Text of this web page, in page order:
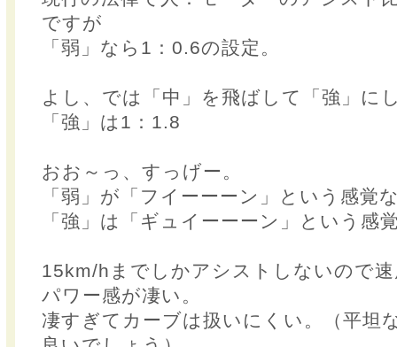
ですが
「弱」なら1：0.6の設定。
よし、では「中」を飛ばして「強」に
「強」は1：1.8
おお～っ、すっげー。
「弱」が「フイーーーン」という感覚
「強」は「ギュイーーーン」という感
15km/hまでしかアシストしないので
パワー感が凄い。
凄すぎてカーブは扱いにくい。（平坦